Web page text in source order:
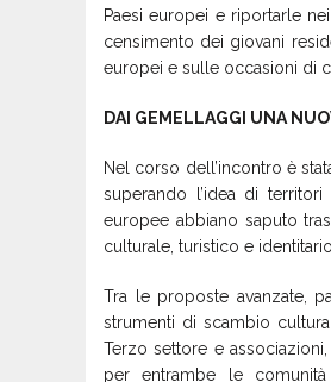
Paesi europei e riportarle
censimento dei giovani
europei e sulle occasioni di
DAI GEMELLAGGI UNA
Nel corso dell’incontro è
superando l’idea di
europee abbiano saputo
culturale, turistico e identitario.
Tra le proposte avanzate,
strumenti di scambio
Terzo settore e
per entrambe le